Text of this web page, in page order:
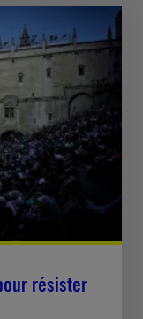
résister